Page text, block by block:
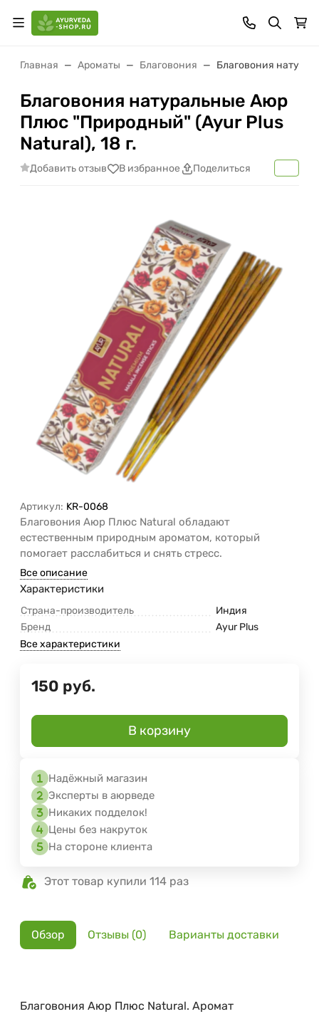
Главная Ароматы Благовония Благовония
Благовония натуральные Аюр
Плюс "Природный" (Ayur Plus
Natural), 18 г.
Добавить отзыв В избранное Поделиться
Артикул: KR-0068
Благовония Аюр Плюс Natural обладают
естественным природным ароматом, который
помогает расслабиться и снять стресс.
Все описание
Характеристики
Страна-производитель
Индия
Бренд
Ayur Plus
Все характеристики
150 руб.
В корзину
Надёжный магазин
Эксперты в аюрведе
Никаких подделок!
Цены без накруток
На стороне клиента
Этот товар купили 114 раз
Обзор Отзывы (0) Варианты доставки
Благовония Аюр Плюс Natural. Аромат